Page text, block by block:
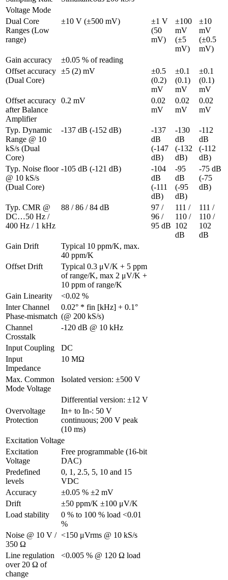
Voltage Mode
Dual Core
Ranges (Low
range)
±10 V (±500 mV)
±1 V
(50
mV)
±100
mV
(±5
mV)
±10
mV
(±0.5
mV)
Gain accuracy
±0.05 % of reading
Offset accuracy
(Dual Core)
±5 (2) mV
±0.5
(0.2)
mV
±0.1
(0.1)
mV
±0.1
(0.1)
mV
Offset accuracy
after Balance
Amplifier
0.2 mV
0.02
mV
0.02
mV
0.02
mV
Typ. Dynamic
Range @ 10
kS/s (Dual
Core)
-137 dB (-152 dB)
-137
dB
(-147
dB)
-130
dB
(-132
dB)
-112
dB
(-112
dB)
Typ. Noise floor
@ 10 kS/s
(Dual Core)
-105 dB (-121 dB)
-104
dB
(-111
dB)
-95
dB
(-95
dB)
-75 dB
(-75
dB)
Typ. CMR @
DC…50 Hz /
400 Hz / 1 kHz
88 / 86 / 84 dB
97 /
96 /
95 dB
111 /
110 /
102
dB
111 /
110 /
102
dB
Gain Drift
Typical 10 ppm/K, max.
40 ppm/K
Offset Drift
Typical 0.3 μV/K + 5 ppm
of range/K, max 2 μV/K +
10 ppm of range/K
Gain Linearity
<0.02 %
Inter Channel
Phase-mismatch
0.02° * fin [kHz] + 0.1°
(@ 200 kS/s)
Channel
Crosstalk
-120 dB @ 10 kHz
Input Coupling
DC
Input
Impedance
10 MΩ
Max. Common
Mode Voltage
Isolated version: ±500 V
Differential version: ±12 V
Overvoltage
Protection
In+ to In-: 50 V
continuous; 200 V peak
(10 ms)
Excitation Voltage
Excitation
Voltage
Free programmable (16-bit
DAC)
Predefined
levels
0, 1, 2.5, 5, 10 and 15
VDC
Accuracy
±0.05 % ±2 mV
Drift
±50 ppm/K ±100 μV/K
Load stability
0 % to 100 % load <0.01
%
Noise @ 10 V /
350 Ω
<150 μVrms @ 10 kS/s
Line regulation
over 20 Ω of
change
<0.005 % @ 120 Ω load